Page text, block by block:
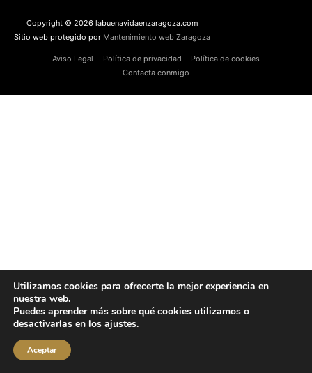
Copyright © 2026 labuenavidaenzaragoza.com
Sitio web protegido por Mantenimiento web Zaragoza
Aviso Legal Política de privacidad
Política de cookies
Contacta conmigo
Utilizamos cookies para ofrecerte la mejor experiencia en
nuestra web.
Puedes aprender más sobre qué cookies utilizamos o
desactivarlas en los ajustes.
Aceptar